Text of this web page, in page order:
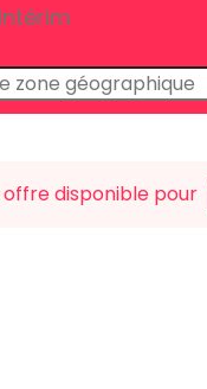
offre disponible pour